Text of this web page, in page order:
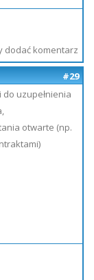
dodać komentarz
#29
do uzupełnienia
otwarte (np.